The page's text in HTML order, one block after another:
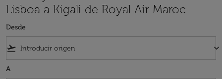
Lisboa a Kigali de Royal Air Maroc
Desde
flight_takeoff keyboard_arrow_down
A